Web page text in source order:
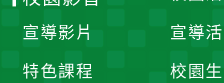
宣導
校園
宣導影片
特色課程